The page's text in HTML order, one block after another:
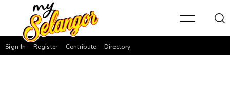
Sign In Register Contribute Directory